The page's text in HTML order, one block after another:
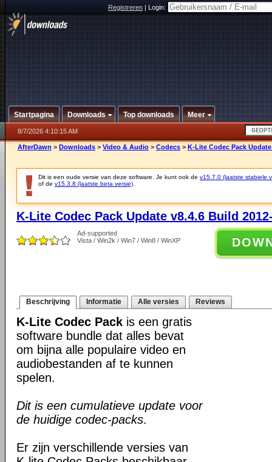
Registreren|Login:
Startpagina Downloads Top downloads Meer
8/7/2026 4:10:15 AM
AfterDawn > Downloads > Video & Audio > Codecs > K-Lite Codec Pack
Dit is een oude versie van deze software. Je kunt ook de v15.7.0 (laatste stabiele
of de v15.3.8 (laatste beta versie)
K-Lite Codec Pack Update v8.4.6 Build
Ad-supported
Vista / Win2k / Win7 / Win8 / WinXP
Beschrijving Informatie Alle versies Reviews
K-Lite Codec Pack is een gratis
software bundle dat alles bevat
om bijna alle populaire video en
audiobestanden af te kunnen
spelen.
Dit is een cumulatieve update voor
de huidige codec-packs.
Er zijn verschillende versies van